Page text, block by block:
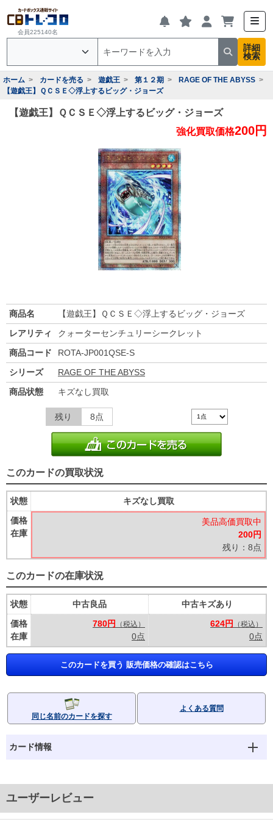
会員225140名
詳細
検索
ホーム カードを売る 遊戯王 第１２期
RAGE OF THE ABYSS
【遊戯王】ＱＣＳＥ◇浮上するビッグ・ジョーズ
【遊戯王】ＱＣＳＥ◇浮上するビッグ・ジョーズ
強化買取価格200円
商品名
【遊戯王】ＱＣＳＥ◇浮上するビッグ・ジョーズ
レアリティ
クォーターセンチュリーシークレット
商品コード
ROTA-JP001QSE-S
シリーズ
RAGE OF THE ABYSS
商品状態
キズなし買取
残り 8点
このカードの買取状況
状態
価格
在庫
キズなし買取
美品高価買取中
200円
残り：8点
このカードの在庫状況
状態
価格
在庫
中古良品
780円
（税込）
0点
中古キズあり
624円
（税込）
0点
このカードを買う 販売価格の確認はこちら
同じ名前のカードを探す
よくある質問
カード情報
ユーザーレビュー